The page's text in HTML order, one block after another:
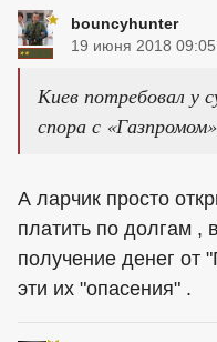
bouncyhunter
19 июня 2018 09:05
Киев потребовал у
спора с «Газпромом»
А ларчик просто
платить по долгам ,
получение денег от
эти их "опасения" .